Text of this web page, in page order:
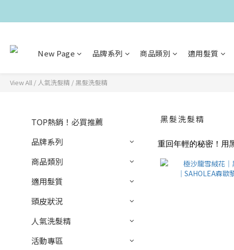
New Page 品牌系列 商品類別 適用髮質
View All / 人氣洗髮精 /黑髮洗髮精
TOP熱銷！必買推薦
品牌系列
商品類別
適用髮質
頭皮狀況
人氣洗髮精
活動專區
黑髮洗髮精
重回年輕的秘密！用